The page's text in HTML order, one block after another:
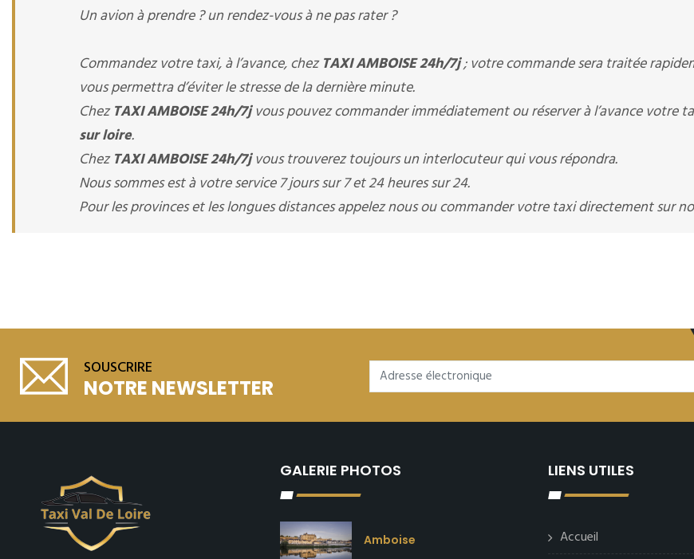
Un avion à prendre ? un rendez-vous à ne pas rater ?
Commandez votre taxi, à l’avance, chezTAXI AMBOISE 24h/7j; votre commande sera traitée
vous permettra d’éviter le stresse de la dernière minute.
ChezTAXI AMBOISE 24h/7jvous pouvez commander immédiatement ou réserver à l’avance votre
sur loire.
ChezTAXI AMBOISE 24h/7jvous trouverez toujours un interlocuteur qui vous répondra.
Nous sommes est à votre service 7 jours sur 7 et 24 heures sur 24.
Pour les provinces et les longues distances appelez nous ou commander votre taxi directement sur
SOUSCRIRE
NOTRE NEWSLETTER
GALERIE PHOTOS
Amboise
LIENS UTILES
Accueil